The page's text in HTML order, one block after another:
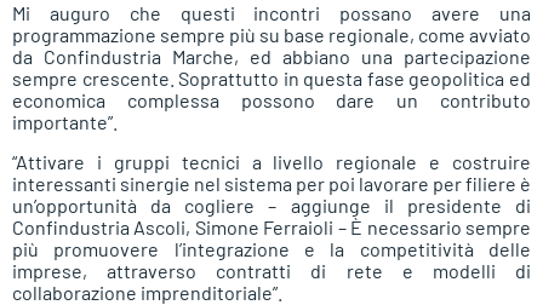
Mi auguro che questi incontri possano avere una
programmazione sempre più su base regionale, come avviato
da Confindustria Marche, ed abbiano una partecipazione
sempre crescente. Soprattutto in questa fase geopolitica ed
economica complessa possono dare un contributo
importante”.
“Attivare i gruppi tecnici a livello regionale e costruire
interessanti sinergie nel sistema per poi lavorare per filiere è
un’opportunità da cogliere – aggiunge il presidente di
Confindustria Ascoli, Simone Ferraioli – È necessario sempre
più promuovere l’integrazione e la competitività delle
imprese, attraverso contratti di rete e modelli di
collaborazione imprenditoriale”.